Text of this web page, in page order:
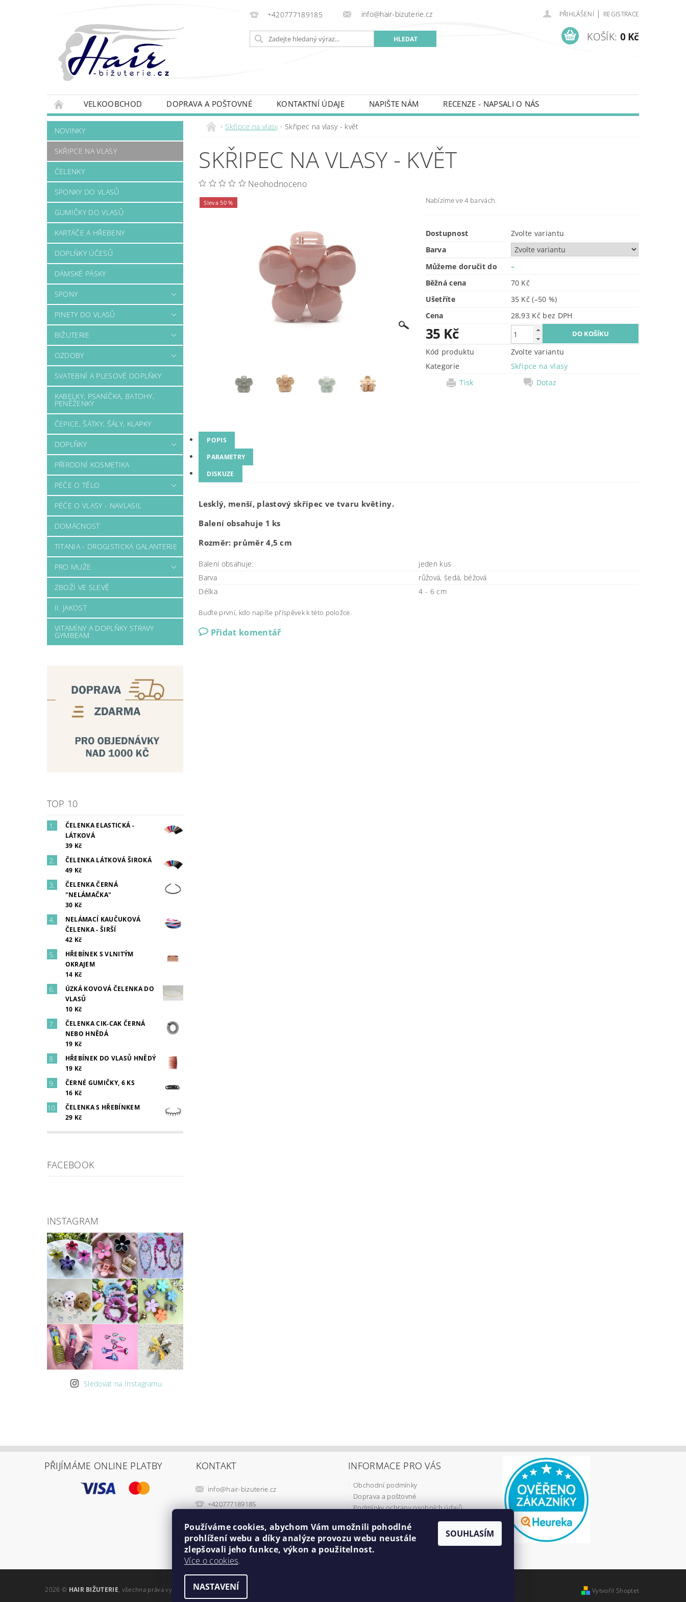
+420777189185 info@hair-bizuterie.cz PŘIHLÁŠENÍ | REGISTRACE
KOŠÍK: 0 Kč
VELKOOBCHOD DOPRAVA A POŠTOVNÉ KONTAKTNÍ ÚDAJE NAPIŠTE NÁM RECENZE - NAPSALI O NÁS
NOVINKY
SKŘIPCE NA VLASY
ČELENKY
SPONKY DO VLASŮ
GUMIČKY DO VLASŮ
KARTÁČE A HŘEBENY
DOPLŇKY ÚČESŮ
DÁMSKÉ PÁSKY
SPONY
PINETY DO VLASŮ
BIŽUTERIE
OZDOBY
SVATEBNÍ A PLESOVÉ DOPLŇKY
KABELKY, PSANÍČKA, BATOHY,
PENĚŽENKY
ČEPICE, ŠÁTKY, ŠÁLY, KLAPKY
DOPLŇKY
PŘÍRODNÍ KOSMETIKA
PÉČE O TĚLO
PÉČE O VLASY - NAVLASIL
DOMÁCNOST
TITANIA - DROGISTICKÁ GALANTERIE
PRO MUŽE
ZBOŽÍ VE SLEVĚ
II. JAKOST
VITAMÍNY A DOPLŇKY STRAVY
GYMBEAM
TOP 10
ČELENKA ELASTICKÁ -
LÁTKOVÁ
39 Kč
ČELENKA LÁTKOVÁ ŠIROKÁ
49 Kč
ČELENKA ČERNÁ
"NELÁMAČKA"
30 Kč
NELÁMACÍ KAUČUKOVÁ
ČELENKA - ŠIRŠÍ
42 Kč
HŘEBÍNEK S VLNITÝM
OKRAJEM
14 Kč
ÚZKÁ KOVOVÁ ČELENKA DO
VLASŮ
10 Kč
ČELENKA CIK-CAK ČERNÁ
NEBO HNĚDÁ
19 Kč
HŘEBÍNEK DO VLASŮ HNĚDÝ
19 Kč
ČERNÉ GUMIČKY, 6 KS
16 Kč
ČELENKA S HŘEBÍNKEM
29 Kč
FACEBOOK
INSTAGRAM
Sledovat na Instagramu
Skřipce na vlasy Skřipec na vlasy - květ
SKŘIPEC NA VLASY - KVĚT
Neohodnoceno
Sleva 50 % Nabízíme ve 4 barvách.
Dostupnost
Zvolte variantu
Barva
Můžeme doručit do
–
Běžná cena
70 Kč
Ušetříte
35 Kč(–50 %)
Cena
28,93 Kč bez DPH
35 Kč
Kód produktu
Zvolte variantu
Kategorie
Skřipce na vlasy
Tisk
Dotaz
POPIS
PARAMETRY
DISKUZE
Lesklý, menší, plastový skřipec ve tvaru květiny.
Balení obsahuje 1 ks
Rozměr: průměr 4,5 cm
Balení obsahuje:
jeden kus
Barva
růžová, šedá, béžová
Délka
4 - 6 cm
Buďte první, kdo napíše příspěvek k této položce.
Přidat komentář
PŘIJÍMÁME ONLINE PLATBY KONTAKT
info@hair-bizuterie.cz
+420777189185
INFORMACE PRO VÁS
Obchodní podmínky
Doprava a poštovné
Podmínky ochrany osobních údajů
Odstoupení od smlouvy
Formulář pro reklamaci
Minimální cena objednávky
2026 © HAIR BIŽUTERIE, všechna práva vyhrazena Vytvořil Shoptet
Používáme cookies, abychom Vám umožnili pohodlné
prohlížení webu a díky analýze provozu webu neustále
zlepšovali jeho funkce, výkon a použitelnost.
Více o cookies.
NASTAVENÍ
SOUHLASÍM